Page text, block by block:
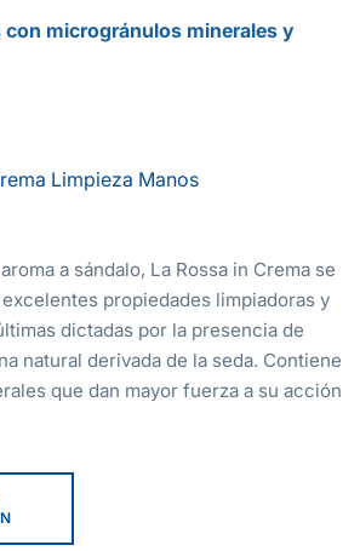
con microgránulos minerales y
Limpieza Manos
a sándalo, La Rossa in Crema se
propiedades limpiadoras y
dictadas por la presencia de
natural derivada de la seda. Contiene
que dan mayor fuerza a su acción